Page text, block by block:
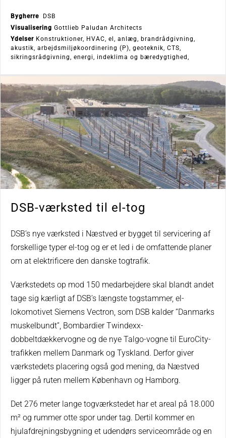
Bygherre DSB
Visualisering Gottlieb Paludan Architects
Ydelser Konstruktioner, HVAC, el, anlæg, brandrådgivning,
akustik, arbejdsmiljøkoordinering (P), geoteknik, CTS,
sikringsrådgivning, energi, indeklima og bæredygtighed,
DSB-værksted til el-tog
DSB’s nye værksted i Næstved er bygget til servicering af
forskellige typer el-tog og er et led i de omfattende planer
om at elektrificere den danske togtrafik.
Værkstedets op mod 150 medarbejdere skal blandt andet
tage sig kærligt af DSB’s længste togstammer, el-
lokomotivet Siemens Vectron, som DSB kalder ”Danmarks
muskelbundt”, Bombardier Twindexx-
dobbeltdækkervogne og de nye Talgo-vogne til EuroCity-
trafikken mellem Danmark og Tyskland. Derfor giver
værkstedets placering også god mening, da Næstved
ligger på ruten mellem København og Hamborg.
Det 276 meter lange togværkstedet har et areal på 18.000
m² og rummer otte spor under tag. Dertil kommer en
hjulafdrejningsbygning et udendørs serviceområde og en